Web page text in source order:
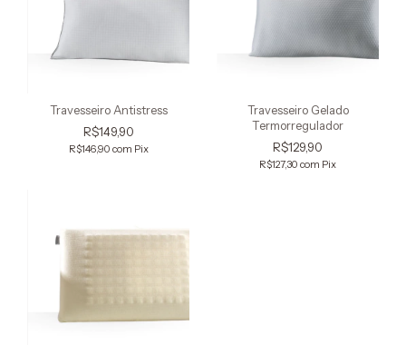
Travesseiro Antistress
R$149,90
R$146,90 com Pix
Travesseiro Gelado
Termorregulador
R$129,90
R$127,30 com Pix